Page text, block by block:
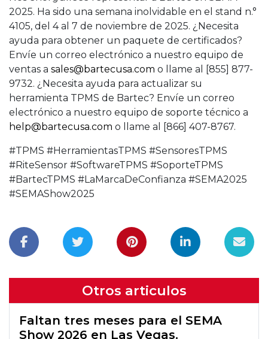
2025. Ha sido una semana inolvidable en el stand n.°
4105, del 4 al 7 de noviembre de 2025. ¿Necesita
ayuda para obtener un paquete de certificados?
Envíe un correo electrónico a nuestro equipo de
ventas a sales@bartecusa.com o llame al [855] 877-
9732. ¿Necesita ayuda para actualizar su
herramienta TPMS de Bartec? Envíe un correo
electrónico a nuestro equipo de soporte técnico a
help@bartecusa.com o llame al [866] 407-8767.
#TPMS #HerramientasTPMS #SensoresTPMS
#RiteSensor #SoftwareTPMS #SoporteTPMS
#BartecTPMS #LaMarcaDeConfianza #SEMA2025
#SEMAShow2025
Otros articulos
Faltan tres meses para el SEMA
Show 2026 en Las Vegas.